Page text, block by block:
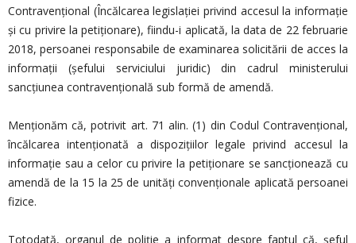
Contravențional (Încălcarea legislației privind accesul la informație
şi cu privire la petiţionare), fiindu-i aplicată, la data de 22 februarie
2018, persoanei responsabile de examinarea solicitării de acces la
informații (șefului serviciului juridic) din cadrul ministerului
sancțiunea contravențională sub formă de amendă.
Menționăm că, potrivit art. 71 alin. (1) din Codul Contravențional,
încălcarea intenţionată a dispoziţiilor legale privind accesul la
informaţie sau a celor cu privire la petiţionare se sancţionează cu
amendă de la 15 la 25 de unităţi convenţionale aplicată persoanei
fizice.
Totodată, organul de poliție a informat despre faptul că, șeful